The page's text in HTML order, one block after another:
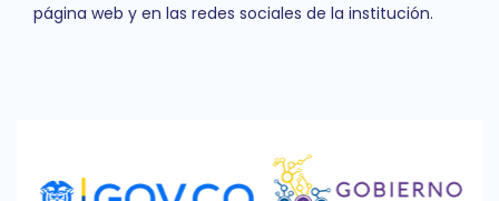
página web y en las redes sociales de la institución.